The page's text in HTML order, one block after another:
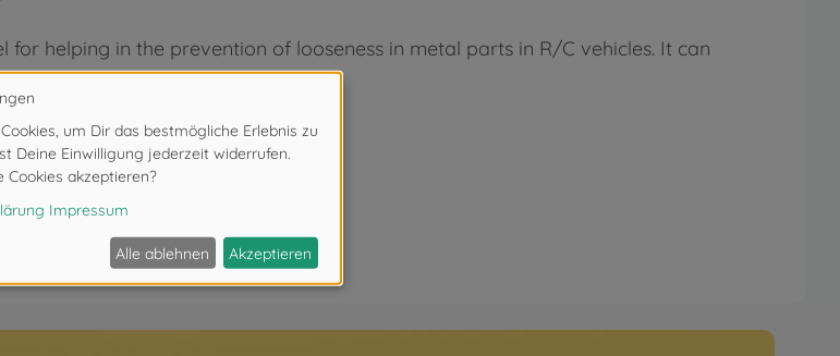
helping in the prevention of looseness in metal parts in R/C vehicles. It can